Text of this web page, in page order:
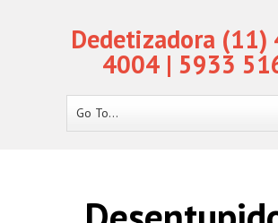
Dedetizadora (11)
4004 | 5933
Go To...